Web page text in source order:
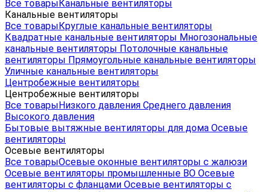
Все товарыКанальные вентиляторы
Канальные вентиляторы
Все товарыКруглые канальные вентиляторы
Квадратные канальные вентиляторы Многозональные
канальные вентиляторы Потолочные канальные
вентиляторы Прямоугольные канальные вентиляторы
Уличные канальные вентиляторы
Центробежные вентиляторы
Центробежные вентиляторы
Все товарыНизкого давления Среднего давления
Высокого давления
Бытовые вытяжные вентиляторы для дома Осевые
вентиляторы
Осевые вентиляторы
Все товарыОсевые оконные вентиляторы с жалюзи
Осевые вентиляторы промышленные ВО Осевые
вентиляторы с фланцами Осевые вентиляторы с